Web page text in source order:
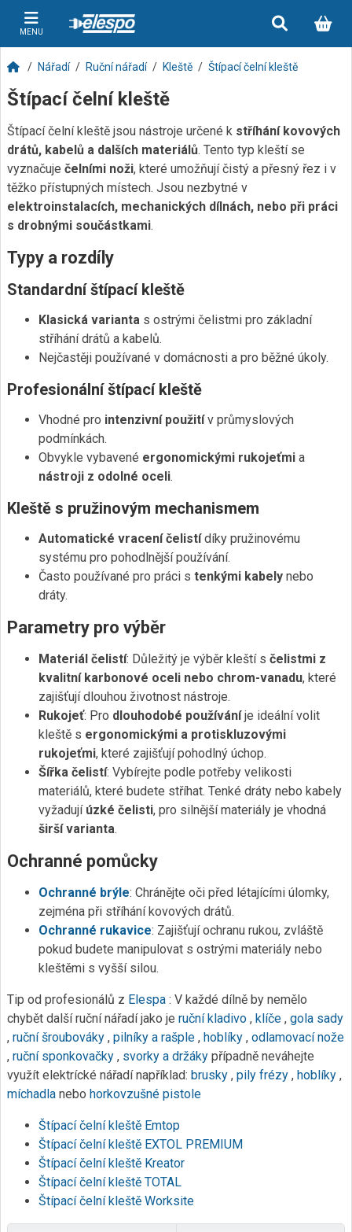
MENU
Nářadí Ruční nářadí Kleště Štípací čelní kleště
Štípací čelní kleště
Štípací čelní kleště jsou nástroje určené k stříhání kovových
drátů, kabelů a dalších materiálů. Tento typ kleští se
vyznačuje čelními noži, které umožňují čistý a přesný řez i v
těžko přístupných místech. Jsou nezbytné v
elektroinstalacích, mechanických dílnách, nebo při práci
s drobnými součástkami.
Typy a rozdíly
Standardní štípací kleště
Klasická varianta s ostrými čelistmi pro základní
stříhání drátů a kabelů.
Nejčastěji používané v domácnosti a pro běžné úkoly.
Profesionální štípací kleště
Vhodné pro intenzivní použitív průmyslových
podmínkách.
Obvykle vybavené ergonomickými rukojeťmi a
nástroji z odolné oceli.
Kleště s pružinovým mechanismem
Automatické vracení čelistídíky pružinovému
systému pro pohodlnější používání.
Často používané pro práci s tenkými kabely nebo
dráty.
Parametry pro výběr
Materiál čelistí: Důležitý je výběr kleští s čelistmi z
kvalitní karbonové oceli nebo chrom-vanadu, které
zajišťují dlouhou životnost nástroje.
Rukojeť: Pro dlouhodobé používáníje ideální volit
kleště s ergonomickými a protiskluzovými
rukojeťmi, které zajišťují pohodlný úchop.
Šířka čelistí: Vybírejte podle potřeby velikosti
materiálů, které budete stříhat. Tenké dráty nebo kabely
vyžadují úzké čelisti, pro silnější materiály je vhodná
širší varianta.
Ochranné pomůcky
Ochranné brýle: Chránějte oči před létajícími úlomky,
zejména při stříhání kovových drátů.
Ochranné rukavice: Zajišťují ochranu rukou, zvláště
pokud budete manipulovat s ostrými materiály nebo
kleštěmi s vyšší silou.
Tip od profesionálů z Elespa : V každé dílně by nemělo
chybět další ruční nářadí jako je ruční kladivo , klíče , gola sady
, ruční šroubováky , pilníky a rašple , hoblíky , odlamovací nože
, ruční sponkovačky , svorky a držáky případně neváhejte
využít elektrícké nářadí například: brusky , pily frézy , hoblíky ,
míchadla nebo horkovzušné pistole
Štípací čelní kleště Emtop
Štípací čelní kleště EXTOL PREMIUM
Štípací čelní kleště Kreator
Štípací čelní kleště TOTAL
Štípací čelní kleště Worksite